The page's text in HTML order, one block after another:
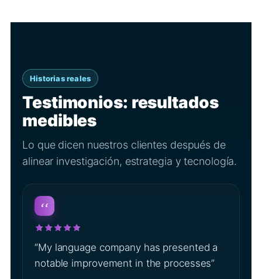
Historias reales
Testimonios: resultados
medibles
Lo que dicen nuestros clientes después de
alinear investigación, estrategia y tecnología.
“My language company has presented a
notable improvement in the processes”